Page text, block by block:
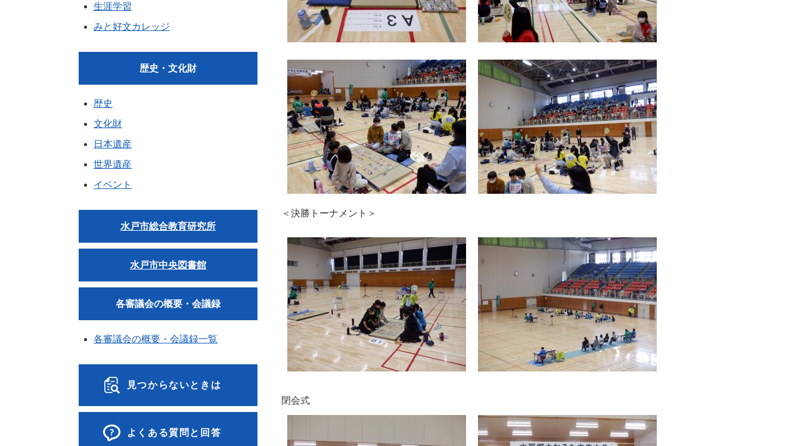
＜決勝トーナメント＞
閉会式
生涯学習
みと好文カレッジ
歴史・文化財
歴史
文化財
日本遺産
世界遺産
イベント
水戸市総合教育研究所
水戸市中央図書館
各審議会の概要・会議録
各審議会の概要・会議録一覧
見つからないときは
よくある質問と回答